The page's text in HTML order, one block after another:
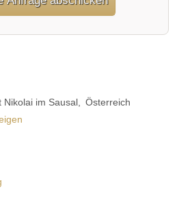
Nikolai im Sausal
Österreich